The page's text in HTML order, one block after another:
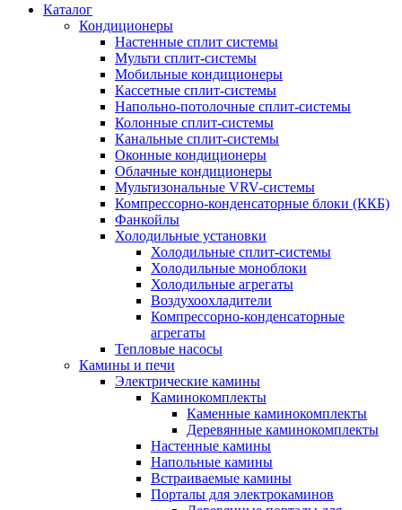
Каталог
Кондиционеры
Настенные сплит системы
Мульти сплит-системы
Мобильные кондиционеры
Кассетные сплит-системы
Напольно-потолочные сплит-системы
Колонные сплит-системы
Канальные сплит-системы
Оконные кондиционеры
Облачные кондиционеры
Мультизональные VRV-системы
Компрессорно-конденсаторные блоки (ККБ)
Фанкойлы
Холодильные установки
Холодильные сплит-системы
Холодильные моноблоки
Холодильные агрегаты
Воздухоохладители
Компрессорно-конденсаторные
агрегаты
Тепловые насосы
Камины и печи
Электрические камины
Каминокомплекты
Каменные каминокомплекты
Деревянные каминокомплекты
Настенные камины
Напольные камины
Встраиваемые камины
Порталы для электрокаминов